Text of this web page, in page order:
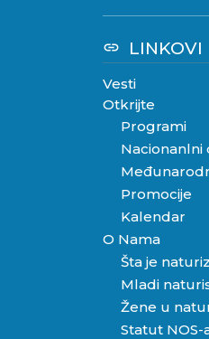
link LINKOVI
Vesti
Otkrijte
Programi
Nacionanlni
Promocije
Kalendar
O Nama
Šta je
Mladi
Žene u
Statut NOS-